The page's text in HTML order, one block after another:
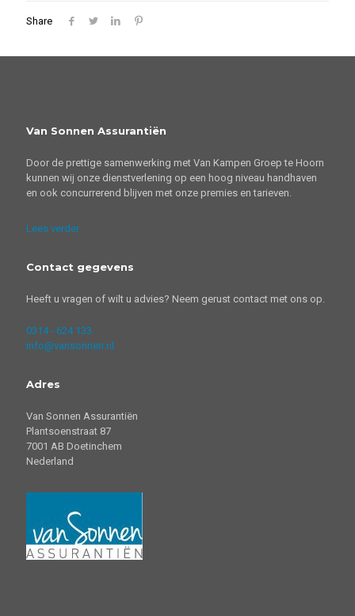
Share
Van Sonnen Assurantiën
Door de prettige samenwerking met Van Kampen Groep te Hoorn
kunnen wij onze dienstverlening op een hoog niveau handhaven
en ook concurrerend blijven met onze premies en tarieven.
Lees verder
Contact gegevens
Heeft u vragen of wilt u advies? Neem gerust contact met ons op.
0314 - 624 133
info@vansonnen.nl
Adres
Van Sonnen Assurantiën
Plantsoenstraat 87
7001 AB Doetinchem
Nederland